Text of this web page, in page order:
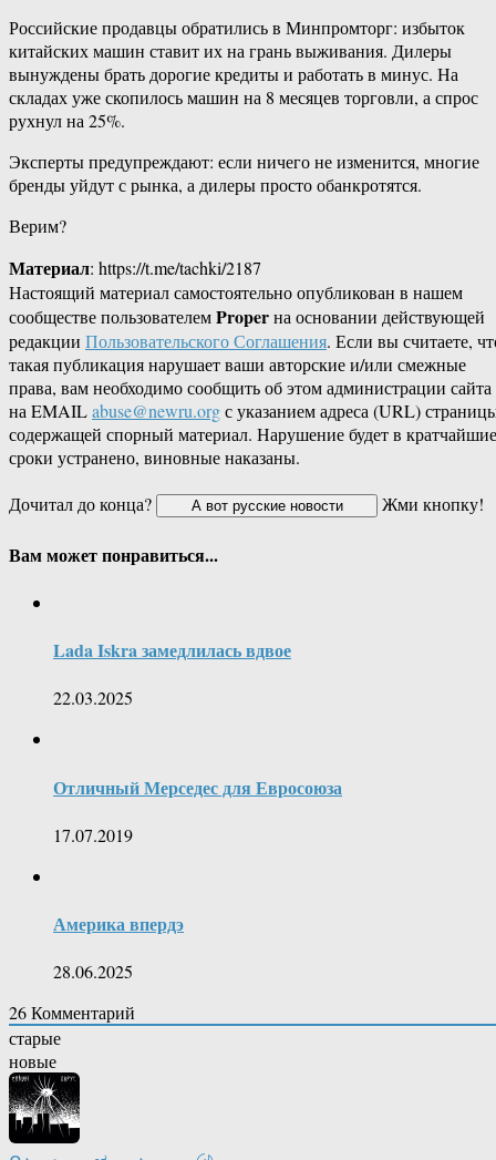
Российские продавцы обратились в Минпромторг: избыток
китайских машин ставит их на грань выживания. Дилеры
вынуждены брать дорогие кредиты и работать в минус. На
складах уже скопилось машин на 8 месяцев торговли, а спрос
рухнул на 25%.
Эксперты предупреждают: если ничего не изменится, многие
бренды уйдут с рынка, а дилеры просто обанкротятся.
Верим?
Материал: https://t.me/tachki/2187
Настоящий материал самостоятельно опубликован в нашем
сообществе пользователемProperна основании действующей
редакции Пользовательского Соглашения. Если вы считаете,
такая публикация нарушает ваши авторские и/или смежные
права, вам необходимо сообщить об этом администрации сайта
на EMAILabuse@newru.orgс указанием адреса (URL)
содержащей спорный материал. Нарушение будет в кратчайшие
сроки устранено, виновные наказаны.
Дочитал до конца?
Жми кнопку!
Вам может понравиться...
Lada Iskra замедлилась вдвое
22.03.2025
Отличный Мерседес для Евросоюза
17.07.2019
Америка впердэ
28.06.2025
26Комментарий
старые
новые